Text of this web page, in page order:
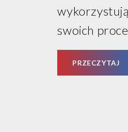
swoich
PRZECZYTAJ